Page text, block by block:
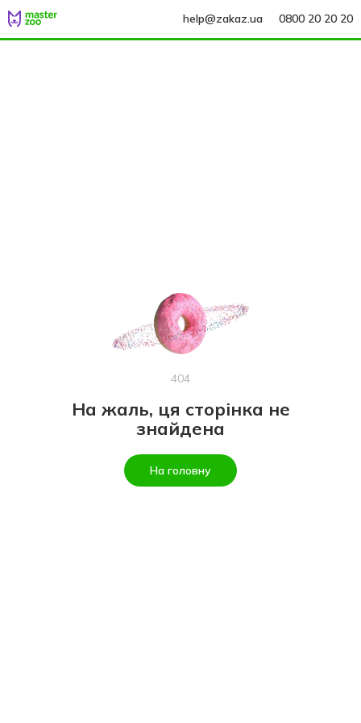
help@zakaz.ua 0800 20 20 20
404
На жаль, ця сторінка не
знайдена
На головну